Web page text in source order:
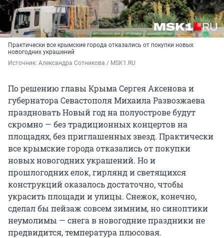
Практически все крымские города отказались от покупки новых
новогодних украшений
Источник: Александра Сотникова / MSK1.RU
По решению главы Крыма Сергея Аксенова и
губернатора Севастополя Михаила Развозжаева
праздновать Новый год на полуострове будут
скромно — без традиционных концертов на
площадях, без приглашенных звезд. Практически
все крымские города отказались от покупки
новых новогодних украшений. Но и
прошлогодних елок, гирлянд и светящихся
конструкций оказалось достаточно, чтобы
украсить площади и улицы. Снежок, конечно,
сделал бы пейзаж совсем зимним, но синоптики
неумолимы — снега в новогодние праздники не
предвидится, температура плюсовая.